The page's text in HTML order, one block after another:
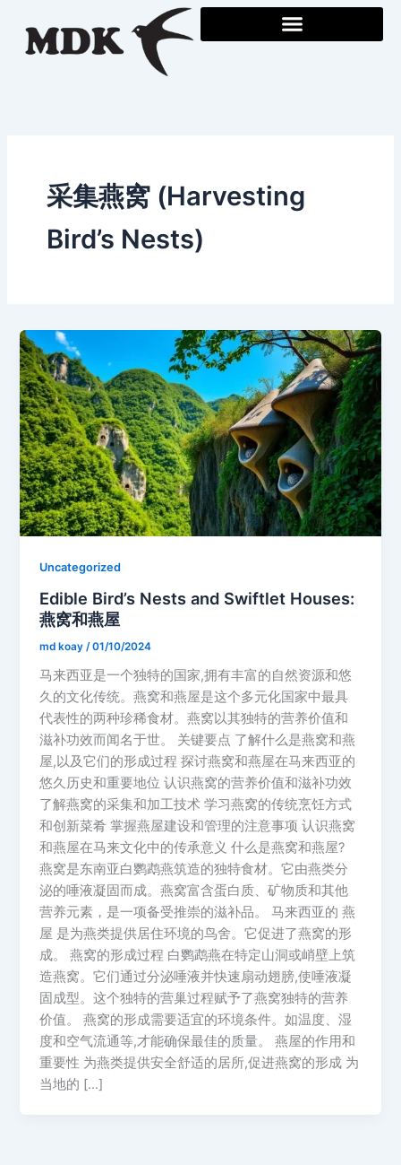
content
采集燕窝 (Harvesting
Bird’s Nests)
Uncategorized
Edible Bird’s Nests and Swiftlet Houses:
燕窝和燕屋
md koay /01/10/2024
马来西亚是一个独特的国家,拥有丰富的自然资源和悠
久的文化传统。燕窝和燕屋是这个多元化国家中最具
代表性的两种珍稀食材。燕窝以其独特的营养价值和
滋补功效而闻名于世。 关键要点 了解什么是燕窝和燕
屋,以及它们的形成过程 探讨燕窝和燕屋在马来西亚的
悠久历史和重要地位 认识燕窝的营养价值和滋补功效
了解燕窝的采集和加工技术 学习燕窝的传统烹饪方式
和创新菜肴 掌握燕屋建设和管理的注意事项 认识燕窝
和燕屋在马来文化中的传承意义 什么是燕窝和燕屋?
燕窝是东南亚白鹦鹉燕筑造的独特食材。它由燕类分
泌的唾液凝固而成。燕窝富含蛋白质、矿物质和其他
营养元素，是一项备受推崇的滋补品。 马来西亚的 燕
屋 是为燕类提供居住环境的鸟舍。它促进了燕窝的形
成。 燕窝的形成过程 白鹦鹉燕在特定山洞或峭壁上筑
造燕窝。它们通过分泌唾液并快速扇动翅膀,使唾液凝
固成型。这个独特的营巢过程赋予了燕窝独特的营养
价值。 燕窝的形成需要适宜的环境条件。如温度、湿
度和空气流通等,才能确保最佳的质量。 燕屋的作用和
重要性 为燕类提供安全舒适的居所,促进燕窝的形成 为
当地的 […]